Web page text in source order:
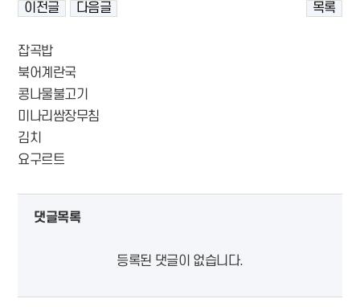
이전글 다음글 목록
잡곡밥
북어계란국
콩나물불고기
미나리쌈장무침
김치
요구르트
댓글목록
등록된 댓글이 없습니다.